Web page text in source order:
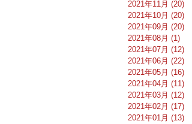
2021年11月 (20)
2021年10月 (20)
2021年09月 (20)
2021年08月 (1)
2021年07月 (12)
2021年06月 (22)
2021年05月 (16)
2021年04月 (11)
2021年03月 (12)
2021年02月 (17)
2021年01月 (13)